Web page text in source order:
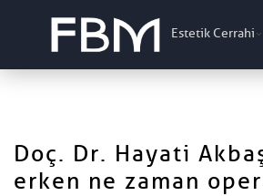
Estetik Cerrahi
Doç. Dr. Hayati
erken ne zaman